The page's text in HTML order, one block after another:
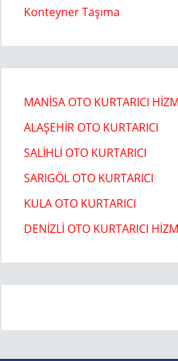
Konteyner Taşıma
MANİSA OTO KURTARICI
ALAŞEHİR OTO KURTARICI​
SALİHLİ OTO KURTARICI​
SARIGÖL OTO KURTARICI​
KULA OTO KURTARICI​
DENİZLİ OTO KURTARICI